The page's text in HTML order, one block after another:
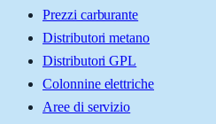
Prezzi carburante
Distributori metano
Distributori GPL
Colonnine elettriche
Aree di servizio